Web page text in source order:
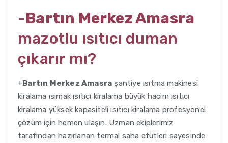
-Bartın Merkez Amasra
mazotlu ısıtıcı duman
çıkarır mı?
+Bartın Merkez Amasra şantiye ısıtma makinesi
kiralama ısımak ısıtıcı kiralama büyük hacim ısıtıcı
kiralama yüksek kapasiteli ısıtıcı kiralama profesyonel
çözüm için hemen ulaşın. Uzman ekiplerimiz
tarafından hazırlanan termal saha etütleri sayesinde